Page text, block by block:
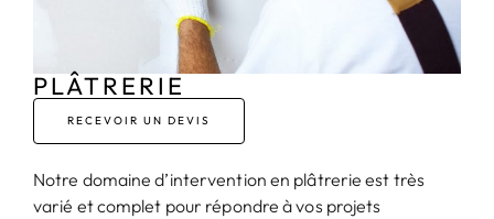
PLÂTRERIE
RECEVOIR UN DEVIS
Notre domaine d’intervention en plâtrerie est très
varié et complet pour répondre à vos projets